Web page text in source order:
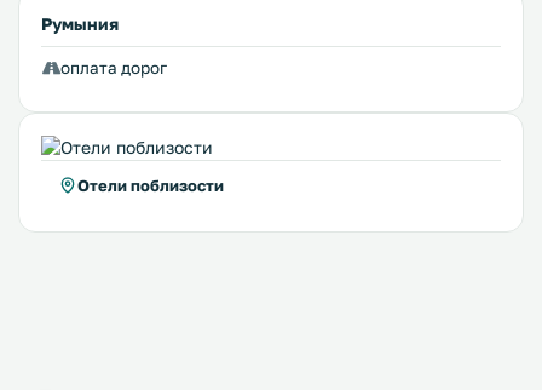
Румыния
оплата дорог
Отели поблизости